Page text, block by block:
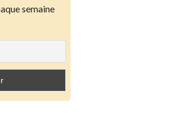
semaine